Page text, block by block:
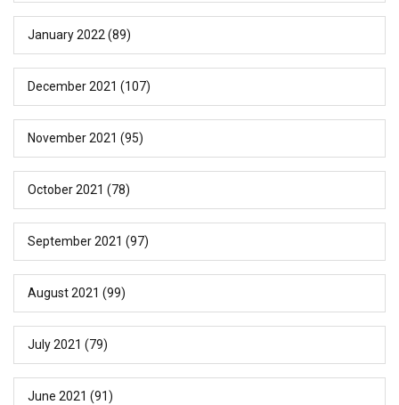
January 2022 (89)
December 2021 (107)
November 2021 (95)
October 2021 (78)
September 2021 (97)
August 2021 (99)
July 2021 (79)
June 2021 (91)